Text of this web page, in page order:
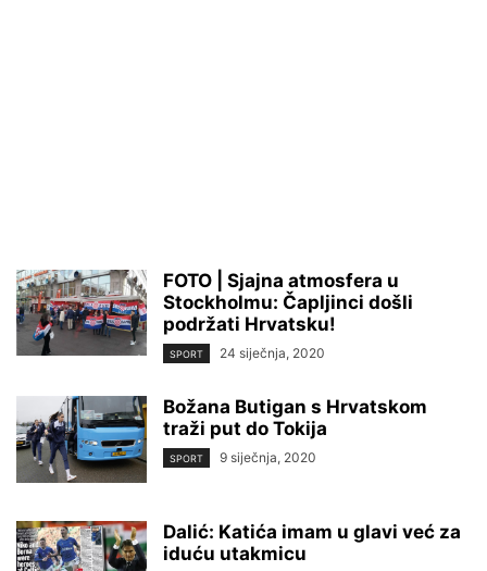
FOTO | Sjajna atmosfera u
Stockholmu: Čapljinci došli
podržati Hrvatsku!
SPORT 24 siječnja, 2020
Božana Butigan s Hrvatskom
traži put do Tokija
SPORT 9 siječnja, 2020
Dalić: Katića imam u glavi već za
iduću utakmicu